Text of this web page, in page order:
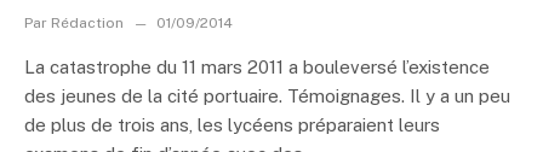
Par Rédaction 01/09/2014
La catastrophe du 11 mars 2011 a bouleversé l’existence
des jeunes de la cité portuaire. Témoignages. Il y a un peu
de plus de trois ans, les lycéens préparaient leurs